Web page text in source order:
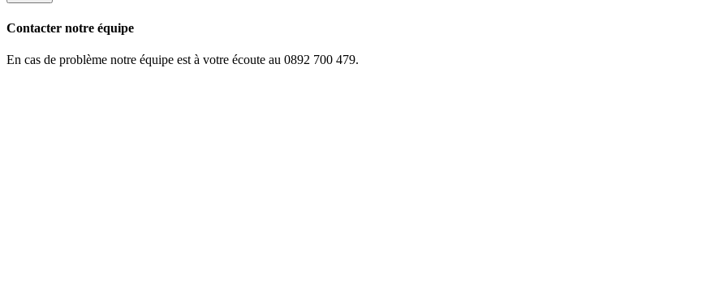
Contacter notre équipe
En cas de problème notre équipe est à votre écoute au 0892 700 479.